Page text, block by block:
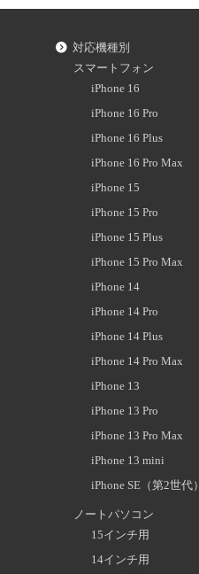
対応機種別
スマートフォン
iPhone 16
iPhone 16 Pro
iPhone 16 Plus
iPhone 16 Pro Max
iPhone 15
iPhone 15 Pro
iPhone 15 Plus
iPhone 15 Pro Max
iPhone 14
iPhone 14 Pro
iPhone 14 Plus
iPhone 14 Pro Max
iPhone 13
iPhone 13 Pro
iPhone 13 Pro Max
iPhone 13 mini
iPhone SE（第2世代）
ノートパソコン
15インチ用
14インチ用